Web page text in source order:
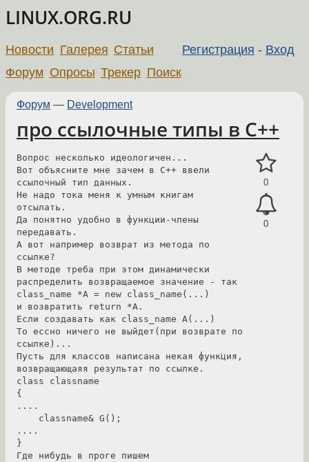
LINUX.ORG.RU
Регистрация - Вход
Новости Галерея Статьи
Форум Опросы Трекер Поиск
Форум — Development
про ссылочные типы в C++
0
0
Вопрос несколько идеологичен...
Вот объясните мне зачем в С++ ввели
ссылочный тип данных.
Не надо тока меня к умным книгам
отсылать.
Да понятно удобно в функции-члены
передавать.
А вот например возврат из метода по
ссылке?
В методе треба при этом динамически
распределить возвращаемое значение - так
class_name *A = new class_name(...)
и возвратить return *A.
Ecли создавать как class_name A(...)
То ессно ничего не выйдет(при возврате по
ссылке)...
Пусть для классов написана некая функция,
возвращающаяя результат по ссылке.
class classname
{
....
....
}
Где нибудь в проге пишем